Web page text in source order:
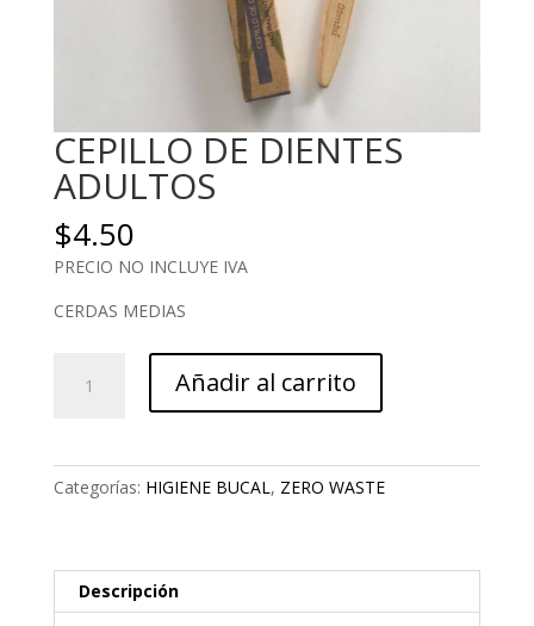
CEPILLO DE DIENTES
ADULTOS
$4.50
PRECIO NO INCLUYE IVA
CERDAS MEDIAS
cantidad
Añadir al carrito
Categorías: HIGIENE BUCAL, ZERO WASTE
Descripción